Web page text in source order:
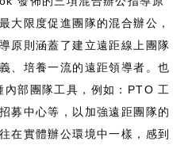
大限度促進團隊的混合辦公，
原則涵蓋了建立遠距線上團隊
、培養一流的遠距領導者。也
部團隊工具，例如：PTO 工
募中心等，以加強遠距團隊的
在實體辦公環境中一樣，感到